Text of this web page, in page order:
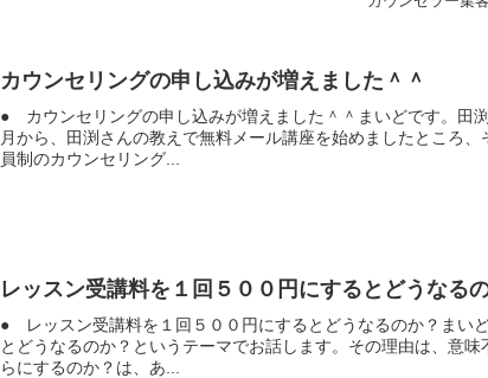
カウンセリングの申し込みが増えました＾＾
● カウンセリングの申し込みが増えました＾＾まいどです。田
月から、田渕さんの教えで無料メール講座を始めましたところ
員制のカウンセリング...
レッスン受講料を１回５００円にするとどうなる
● レッスン受講料を１回５００円にするとどうなるのか？まい
とどうなるのか？というテーマでお話します。その理由は、意
らにするのか？は、あ...